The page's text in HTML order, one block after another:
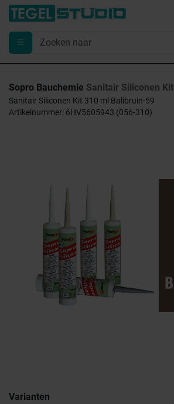
Sopro Bauchemie Sanitair Siliconen Kit
Sanitair Siliconen Kit 310 ml Balibruin-59
Artikelnummer: 6HV5605943 (056-310)
Varianten